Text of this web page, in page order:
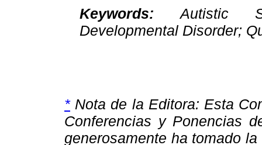
Keywords:Autistic
Developmental Disorder;
*Nota de la Editora: Esta
Conferencias y Ponencias
generosamente ha tomado